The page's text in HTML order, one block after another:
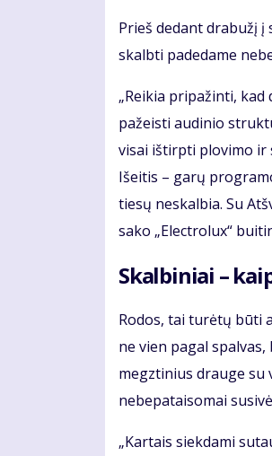
Prieš dedant drabužį
skalbti padedame
„Reikia pripažinti,
pažeisti audinio
visai ištirpti plovimo ir
Išeitis – garų
tiesų neskalbia. Su
sako „Electrolux“
Skalbiniai –
Rodos, tai turėtų būti
ne vien pagal
megztinius drauge su
nebepataisomai
„Kartais siekdami